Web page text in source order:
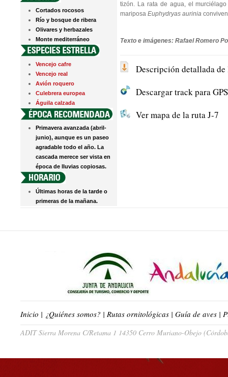
Cortados rocosos
Río y bosque de ribera
Olivares y herbazales
Monte mediterráneo
Vencejo cafre
Vencejo real
Avión roquero
Culebrera europea
Águila calzada
Primavera avanzada (abril-
junio), aunque es un paseo
agradable todo el año. La
cascada merece ser vista en
época de lluvias copiosas.
Últimas horas de la tarde o
primeras de la mañana.
tizón. La rata de agua, el
mariposa Euphydryas aurinia
Texto e imágenes: Rafael Romero
Descripción detallada de
Descargar track para
Ver mapa de la ruta J-7
Inicio | ¿Quiénes somos? | Rutas ornitológicas | Guía de aves |
ADIT Sierra Morena C/Retama 1 14350 Cerro Muriano-Obejo